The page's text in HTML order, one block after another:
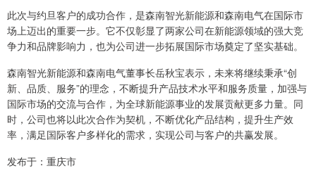
此次与约旦客户的成功合作，是森南智光新能源和森南电气在国际市
场上迈出的重要一步。它不仅彰显了两家公司在新能源领域的强大竞
争力和品牌影响力，也为公司进一步拓展国际市场奠定了坚实基础。
森南智光新能源和森南电气董事长岳秋宝表示，未来将继续秉承“创
新、品质、服务”的理念，不断提升产品技术水平和服务质量，加强与
国际市场的交流与合作，为全球新能源事业的发展贡献更多力量。同
时，公司也将以此次合作为契机，不断优化产品结构，提升生产效
率，满足国际客户多样化的需求，实现公司与客户的共赢发展。
发布于：重庆市